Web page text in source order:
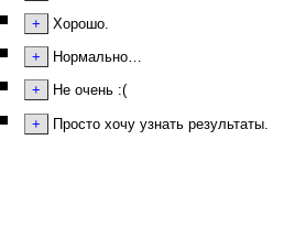
Хорошо.
Нормально…
Не очень :(
Просто хочу узнать результаты.